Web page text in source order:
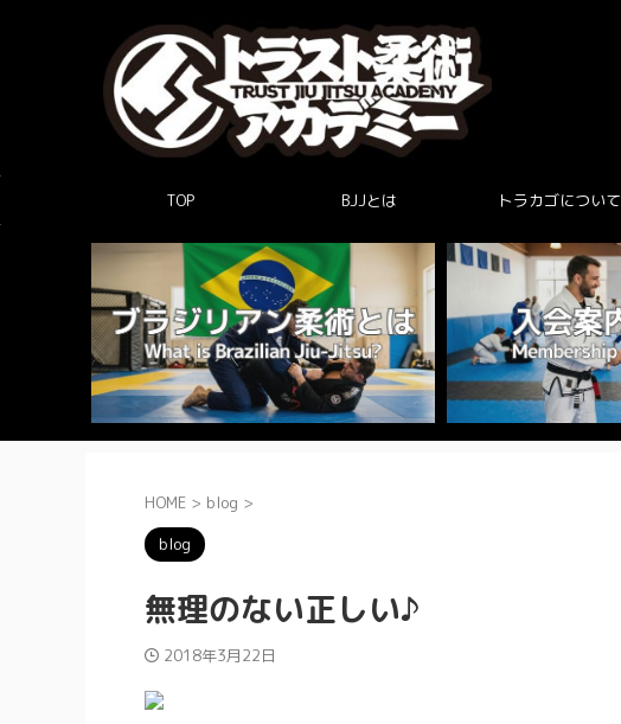
TOP BJJとは トラカゴについて
HOME > blog >
blog
無理のない正しい♪
2018年3月22日